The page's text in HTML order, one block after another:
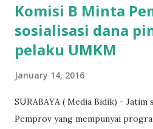
Komisi B Minta
sosialisasi dana
pelaku UMKM
January 14, 2016
SURABAYA ( Media Bidik) -
Pemprov yang mempunyai